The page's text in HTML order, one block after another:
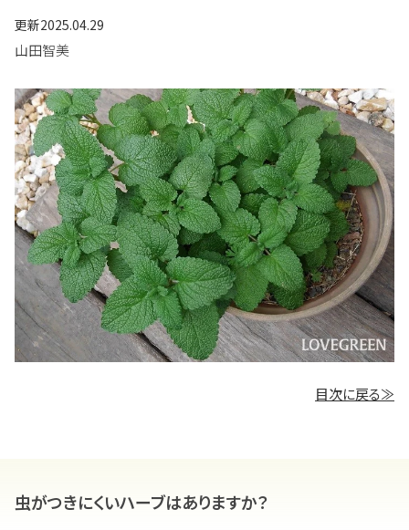
更新2025.04.29
山田智美
目次に戻る≫
虫がつきにくいハーブはありますか？